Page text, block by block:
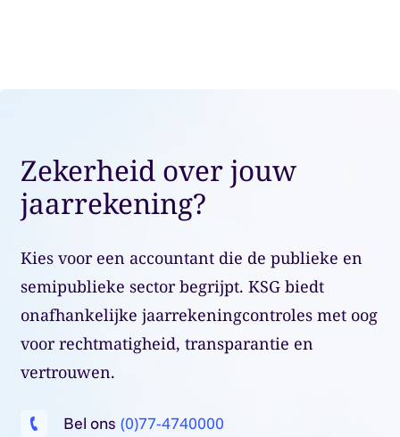
Zekerheid over jouw
jaarrekening?
Kies voor een accountant die de publieke en
semipublieke sector begrijpt. KSG biedt
onafhankelijke jaarrekeningcontroles met oog
voor rechtmatigheid, transparantie en
vertrouwen.
Bel ons (0)77-4740000